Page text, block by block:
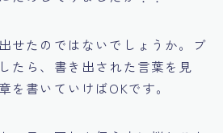
せたのではないでしょうか。ブ
たら、書き出された言葉を見
を書いていけばOKです。